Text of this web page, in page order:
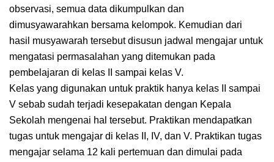
observasi, semua data dikumpulkan dan
dimusyawarahkan bersama kelompok. Kemudian dari
hasil musyawarah tersebut disusun jadwal mengajar untuk
mengatasi permasalahan yang ditemukan pada
pembelajaran di kelas II sampai kelas V.
Kelas yang digunakan untuk praktik hanya kelas II sampai
V sebab sudah terjadi kesepakatan dengan Kepala
Sekolah mengenai hal tersebut. Praktikan mendapatkan
tugas untuk mengajar di kelas II, IV, dan V. Praktikan tugas
mengajar selama 12 kali pertemuan dan dimulai pada